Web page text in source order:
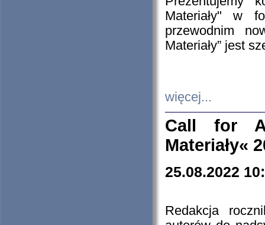
Materiały" w
przewodnim
Materiały” jest
więcej...
Call for
Materiały«
25.08.2022
Redakcja